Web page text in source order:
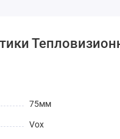
75мм
Vox